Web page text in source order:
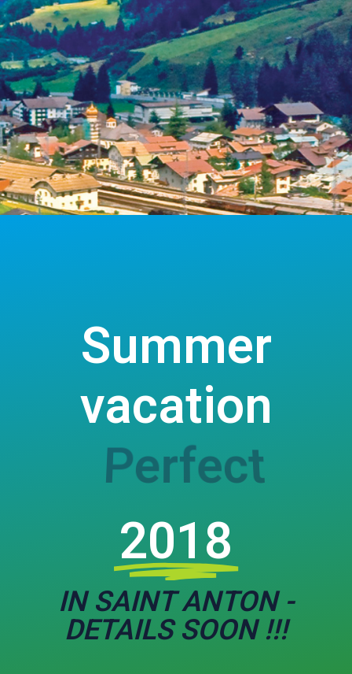
Summer
vacation
Snowy
2018
IN SAINT ANTON -
DETAILS SOON !!!